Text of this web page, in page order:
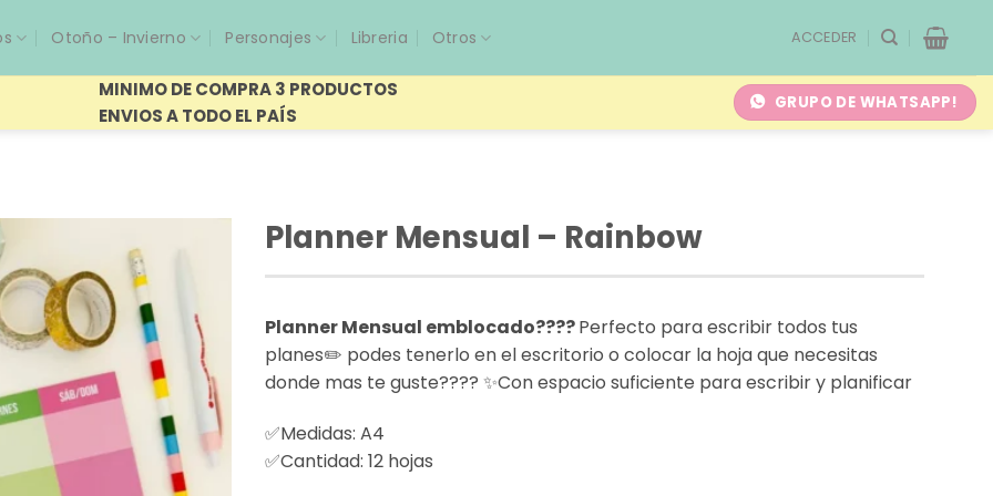
Otoño – Invierno Personajes Libreria Otros ACCEDER
MINIMO DE COMPRA 3 PRODUCTOS
ENVIOS A TODO EL PAÍS
GRUPO DE WHATSAPP!
Planner Mensual – Rainbow
Planner Mensual emblocado????Perfecto para escribir todos tus
planes✏️ podes tenerlo en el escritorio o colocar la hoja que necesitas
donde mas te guste???? ✨Con espacio suficiente para escribir y planificar
✅Medidas: A4
✅Cantidad: 12 hojas